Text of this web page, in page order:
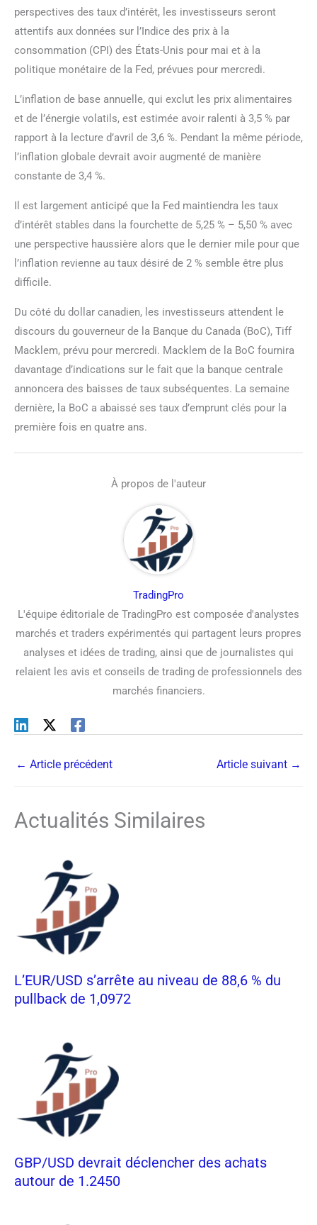
perspectives des taux d’intérêt, les investisseurs seront
attentifs aux données sur l’Indice des prix à la
consommation (CPI) des États-Unis pour mai et à la
politique monétaire de la Fed, prévues pour mercredi.
L’inflation de base annuelle, qui exclut les prix alimentaires
et de l’énergie volatils, est estimée avoir ralenti à 3,5 % par
rapport à la lecture d’avril de 3,6 %. Pendant la même période,
l’inflation globale devrait avoir augmenté de manière
constante de 3,4 %.
Il est largement anticipé que la Fed maintiendra les taux
d’intérêt stables dans la fourchette de 5,25 % – 5,50 % avec
une perspective haussière alors que le dernier mile pour que
l’inflation revienne au taux désiré de 2 % semble être plus
difficile.
Du côté du dollar canadien, les investisseurs attendent le
discours du gouverneur de la Banque du Canada (BoC), Tiff
Macklem, prévu pour mercredi. Macklem de la BoC fournira
davantage d’indications sur le fait que la banque centrale
annoncera des baisses de taux subséquentes. La semaine
dernière, la BoC a abaissé ses taux d’emprunt clés pour la
première fois en quatre ans.
À propos de l'auteur
TradingPro
L'équipe éditoriale de TradingPro est composée d'analystes
marchés et traders expérimentés qui partagent leurs propres
analyses et idées de trading, ainsi que de journalistes qui
relaient les avis et conseils de trading de professionnels des
marchés financiers.
← Article précédent Article suivant →
Actualités Similaires
L’EUR/USD s’arrête au niveau de 88,6 % du
pullback de 1,0972
GBP/USD devrait déclencher des achats
autour de 1.2450